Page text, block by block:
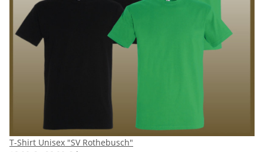
T-Shirt Unisex "SV Rothebusch"